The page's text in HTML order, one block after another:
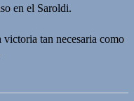
en el Saroldi.
tan necesaria como